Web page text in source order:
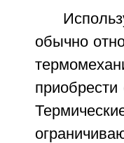
обычно